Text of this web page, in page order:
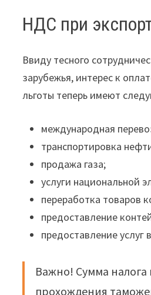
НДС при
Ввиду тесного
зарубежья, интерес к
льготы теперь имеют
международная
транспортировка
продажа газа;
услуги национальной
переработка товаров
предоставление
предоставление услуг
Важно! Сумма
прохождения